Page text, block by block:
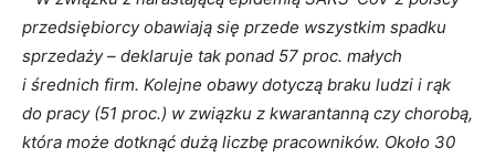
przedsiębiorcy obawiają się przede wszystkim spadku
sprzedaży – deklaruje tak ponad 57 proc. małych
i średnich firm. Kolejne obawy dotyczą braku ludzi i rąk
do pracy (51 proc.) w związku z kwarantanną czy chorobą,
która może dotknąć dużą liczbę pracowników. Około 30